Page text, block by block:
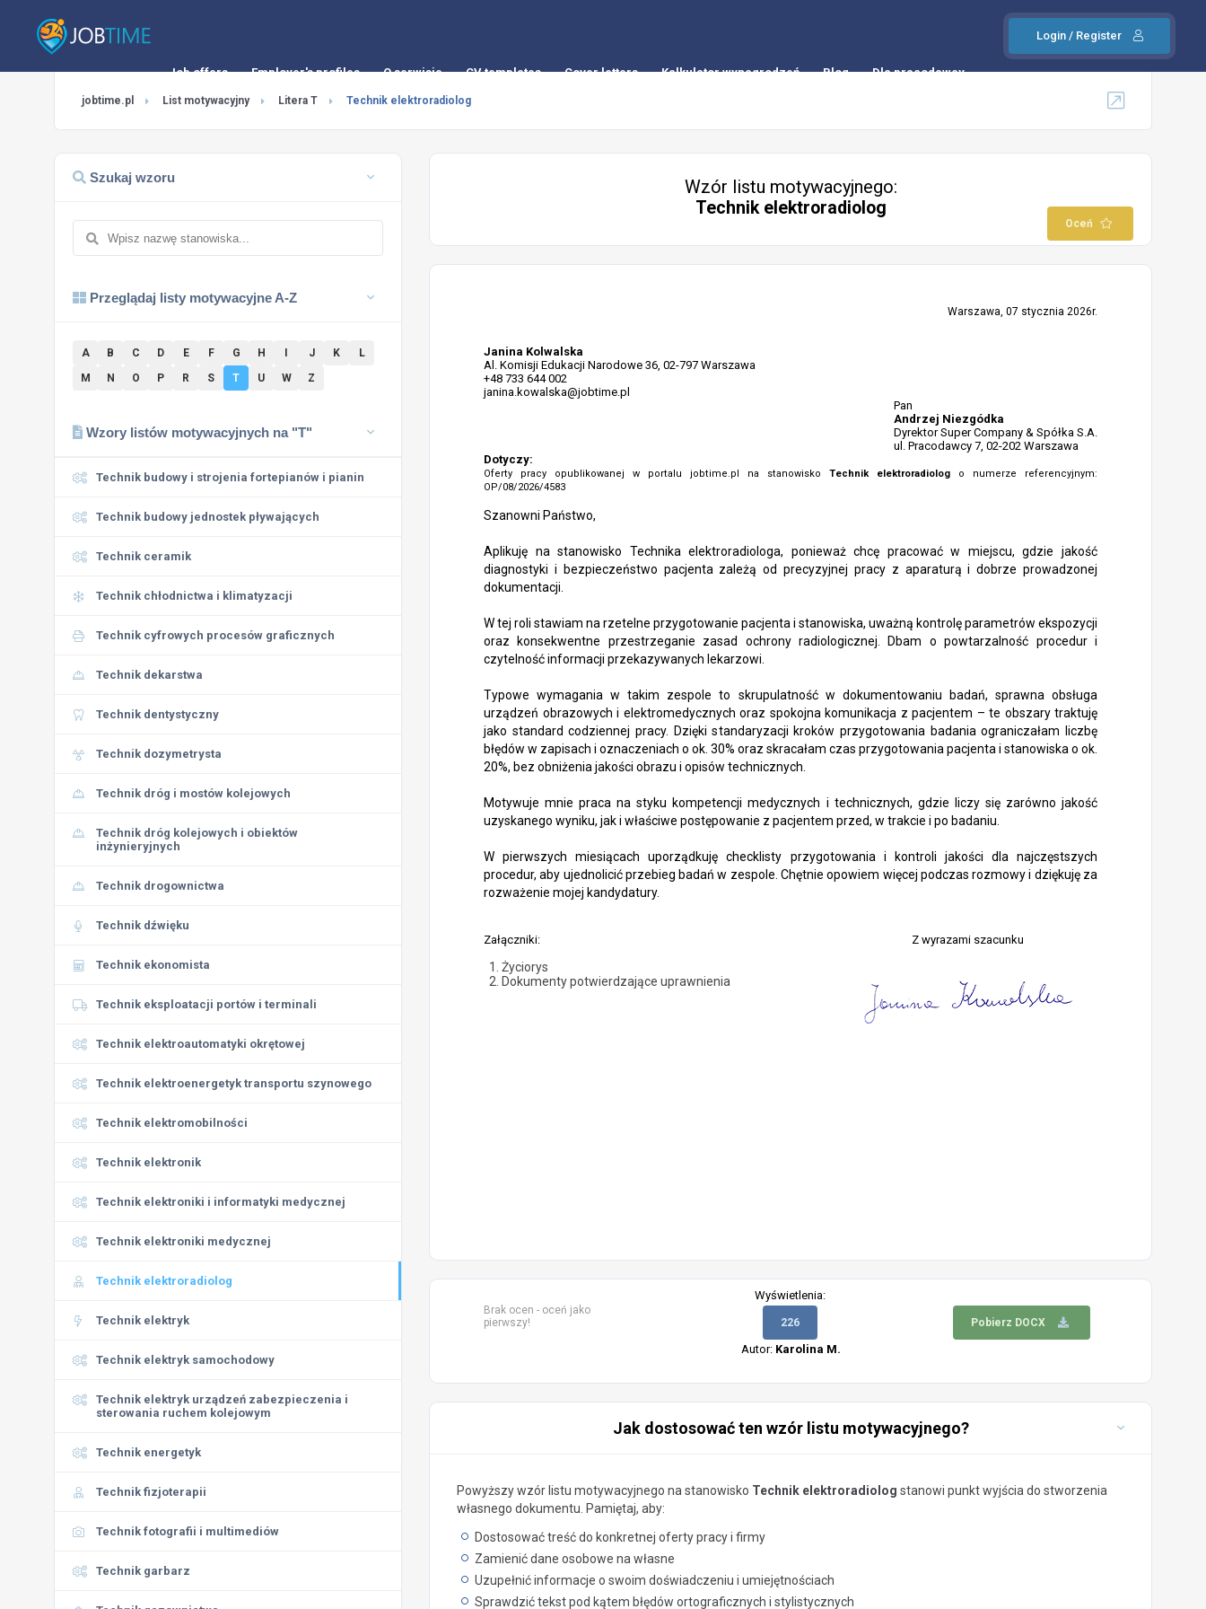
Login / Register
Job offers Employer's profiles O serwisie CV templates Cover letters Kalkulator wynagrodzeń Blog Dla pracodawcy
jobtime.pl List motywacyjny Litera T Technik elektroradiolog
Szukaj wzoru
Przeglądaj listy motywacyjne A-Z
A B C D E F G H J K
L
M
N O P R S T U W Z
Wzory listów motywacyjnych na "T"
Technik budowy i strojenia fortepianów i pianin
Technik budowy jednostek pływających
Technik ceramik
Technik chłodnictwa i klimatyzacji
Technik cyfrowych procesów graficznych
Technik dekarstwa
Technik dentystyczny
Technik dozymetrysta
Technik dróg i mostów kolejowych
Technik dróg kolejowych i obiektów
inżynieryjnych
Technik drogownictwa
Technik dźwięku
Technik ekonomista
Technik eksploatacji portów i terminali
Technik elektroautomatyki okrętowej
Technik elektroenergetyk transportu szynowego
Technik elektromobilności
Technik elektronik
Technik elektroniki i informatyki medycznej
Technik elektroniki medycznej
Technik elektroradiolog
Technik elektryk
Technik elektryk samochodowy
Technik elektryk urządzeń zabezpieczenia i
sterowania ruchem kolejowym
Technik energetyk
Technik fizjoterapii
Technik fotografii i multimediów
Technik garbarz
Wzór listu motywacyjnego:
Technik elektroradiolog
Oceń
Warszawa, 07 stycznia 2026r.
Janina Kolwalska
Al. Komisji Edukacji Narodowe 36, 02-797 Warszawa
+48 733 644 002
janina.kowalska@jobtime.pl
Pan
Andrzej Niezgódka
Dyrektor Super Company & Spółka S.A.
ul. Pracodawcy 7, 02-202 Warszawa
Dotyczy:
Oferty pracy opublikowanej w portalu jobtime.pl na stanowisko Technik elektroradiolog o numerze referencyjnym:
OP/08/2026/4583
Szanowni Państwo,
Aplikuję na stanowisko Technika elektroradiologa, ponieważ chcę pracować w miejscu, gdzie jakość
diagnostyki i bezpieczeństwo pacjenta zależą od precyzyjnej pracy z aparaturą i dobrze prowadzonej
dokumentacji.
W tej roli stawiam na rzetelne przygotowanie pacjenta i stanowiska, uważną kontrolę parametrów ekspozycji
oraz konsekwentne przestrzeganie zasad ochrony radiologicznej. Dbam o powtarzalność procedur i
czytelność informacji przekazywanych lekarzowi.
Typowe wymagania w takim zespole to skrupulatność w dokumentowaniu badań, sprawna obsługa
urządzeń obrazowych i elektromedycznych oraz spokojna komunikacja z pacjentem – te obszary traktuję
jako standard codziennej pracy. Dzięki standaryzacji kroków przygotowania badania ograniczałam liczbę
błędów w zapisach i oznaczeniach o ok. 30% oraz skracałam czas przygotowania pacjenta i stanowiska o ok.
20%, bez obniżenia jakości obrazu i opisów technicznych.
Motywuje mnie praca na styku kompetencji medycznych i technicznych, gdzie liczy się zarówno jakość
uzyskanego wyniku, jak i właściwe postępowanie z pacjentem przed, w trakcie i po badaniu.
W pierwszych miesiącach uporządkuję checklisty przygotowania i kontroli jakości dla najczęstszych
procedur, aby ujednolicić przebieg badań w zespole. Chętnie opowiem więcej podczas rozmowy i dziękuję za
rozważenie mojej kandydatury.
Załączniki:
Życiorys
Dokumenty potwierdzające uprawnienia
Z wyrazami szacunku
Brak ocen - oceń jako
pierwszy!
Wyświetlenia:
226 Pobierz DOCX
Autor: Karolina M.
Jak dostosować ten wzór listu motywacyjnego?
Powyższy wzór listu motywacyjnego na stanowisko Technik elektroradiolog stanowi punkt wyjścia do stworzenia
własnego dokumentu. Pamiętaj, aby:
Dostosować treść do konkretnej oferty pracy i firmy
Zamienić dane osobowe na własne
Uzupełnić informacje o swoim doświadczeniu i umiejętnościach
Sprawdzić tekst pod kątem błędów ortograficznych i stylistycznych